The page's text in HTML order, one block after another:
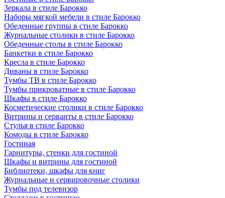
Зеркала в стиле Барокко
Наборы мягкой мебели в стиле Барокко
Обеденные группы в стиле Барокко
Журнальные столики в стиле Барокко
Обеденные столы в стиле Барокко
Банкетки в стиле Барокко
Кресла в стиле Барокко
Диваны в стиле Барокко
Тумбы ТВ в стиле Барокко
Тумбы прикроватные в стиле Барокко
Шкафы в стиле Барокко
Косметические столики в стиле Барокко
Витрины и серванты в стиле Барокко
Стулья в стиле Барокко
Комоды в стиле Барокко
Гостиная
Гарнитуры, стенки для гостиной
Шкафы и витрины для гостиной
Библиотеки, шкафы для книг
Журнальные и сервировочные столики
Тумбы под телевизор